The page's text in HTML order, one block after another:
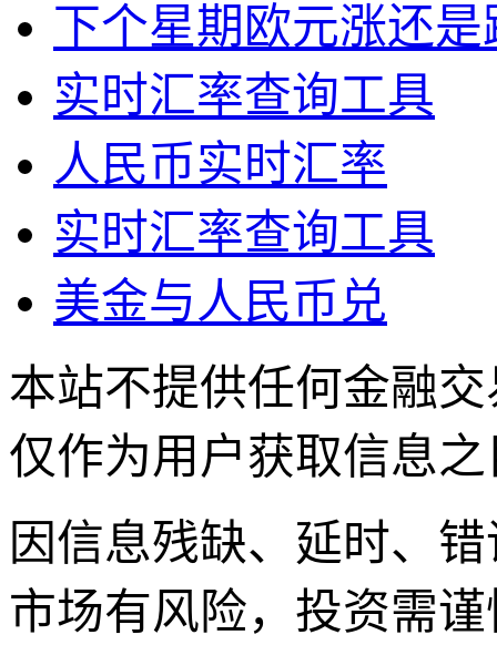
下个星期欧元涨还是
实时汇率查询工具
人民币实时汇率
实时汇率查询工具
美金与人民币兑
本站不提供任何金融
仅作为用户获取信息
因信息残缺、延时、
市场有风险，投资需